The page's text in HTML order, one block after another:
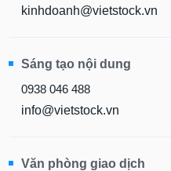
kinhdoanh@vietstock.vn
Sáng tạo nội dung
0938 046 488
info@vietstock.vn
Văn phòng giao dịch